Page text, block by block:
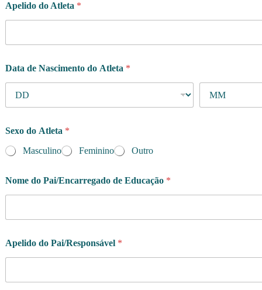
l
e
Apelido do Atleta *
Data de Nascimento do Atleta *
Sexo do Atleta *
Masculino
Feminino Outro
Nome do Pai/Encarregado de Educação *
Apelido do Pai/Responsável *